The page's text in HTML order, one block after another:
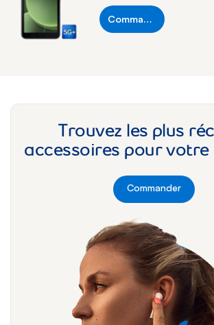
Commander
Trouvez les plus
accessoires pour votre
Commander